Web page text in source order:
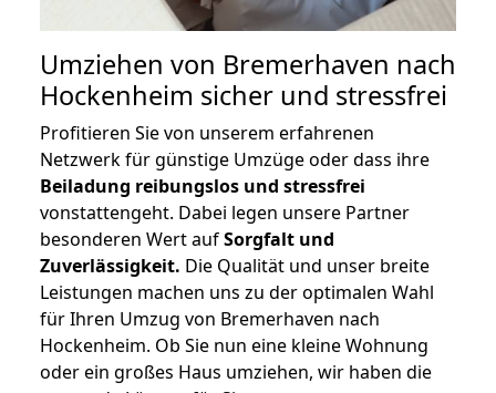
Umziehen von Bremerhaven nach
Hockenheim sicher und stressfrei
Profitieren Sie von unserem erfahrenen
Netzwerk für günstige Umzüge oder dass ihre
Beiladung reibungslos und stressfrei
vonstattengeht. Dabei legen unsere Partner
besonderen Wert aufSorgfalt und
Zuverlässigkeit. Die Qualität und unser breite
Leistungen machen uns zu der optimalen Wahl
für Ihren Umzug von Bremerhaven nach
Hockenheim. Ob Sie nun eine kleine Wohnung
oder ein großes Haus umziehen, wir haben die